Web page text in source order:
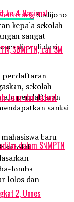
Sudijono
kepala sekolah
sangat
diawali dari
pendaftaran
sekolah
pendaftaran
sanksi
baru
sekolah
lomba
lolos dan
ke-4 Nasional
SBMPTN, dan SM
Jalur dan Jadwal
dalam SNMPTN
2, Unnes